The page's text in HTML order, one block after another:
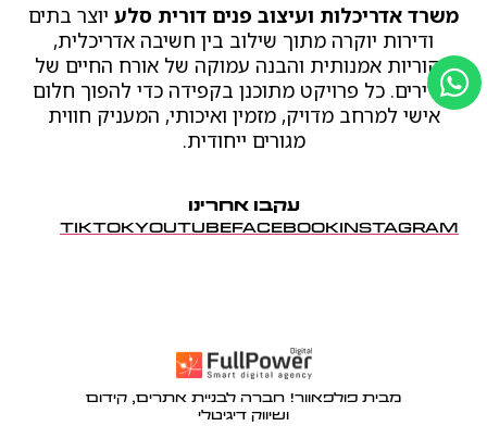
משרד אדריכלות ועיצוב פנים דורית סלע יוצר בתים
ודירות יוקרה מתוך שילוב בין חשיבה אדריכלית,
מקוריות אמנותית והבנה עמוקה של אורח החיים של
הדיירים. כל פרויקט מתוכנן בקפידה כדי להפוך חלום
אישי למרחב מדויק, מזמין ואיכותי, המעניק חווית
מגורים ייחודית.
עקבו אחרינו
INSTAGRAM
FACEBOOK
YOUTUBE
TIKTOK
מבית פולפאוור! חברה לבניית אתרים, קידום
ושיווק דיגיטלי